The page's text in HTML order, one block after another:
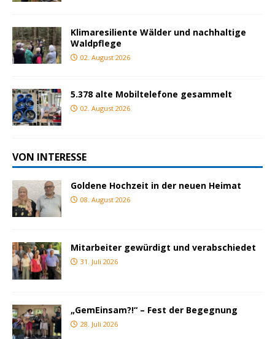
Klimaresiliente Wälder und nachhaltige
Waldpflege
02. August 2026
5.378 alte Mobiltelefone gesammelt
02. August 2026
VON INTERESSE
Goldene Hochzeit in der neuen Heimat
08. August 2026
Mitarbeiter gewürdigt und verabschiedet
31. Juli 2026
„GemEinsam?!“ – Fest der Begegnung
28. Juli 2026